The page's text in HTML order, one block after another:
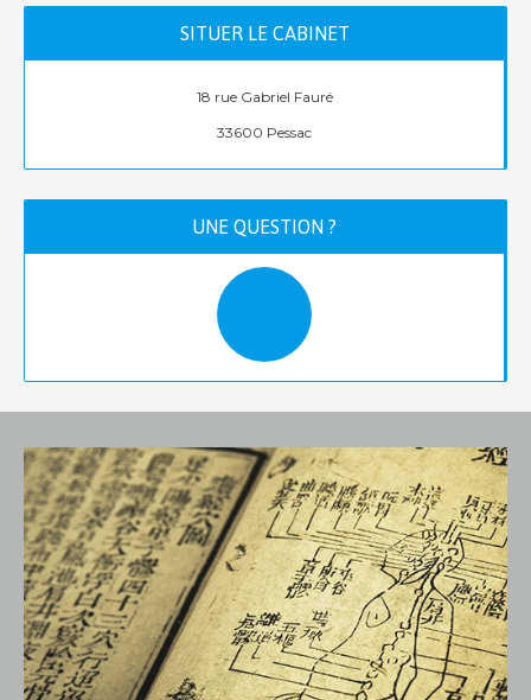
SITUER LE CABINET
18 rue Gabriel Fauré
33600 Pessac
UNE QUESTION ?